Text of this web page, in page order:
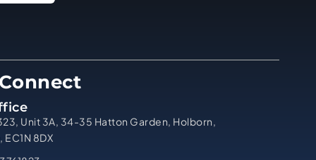
Unit 3A, 34-35 Hatton Garden, Holborn,
EC1N 8DX